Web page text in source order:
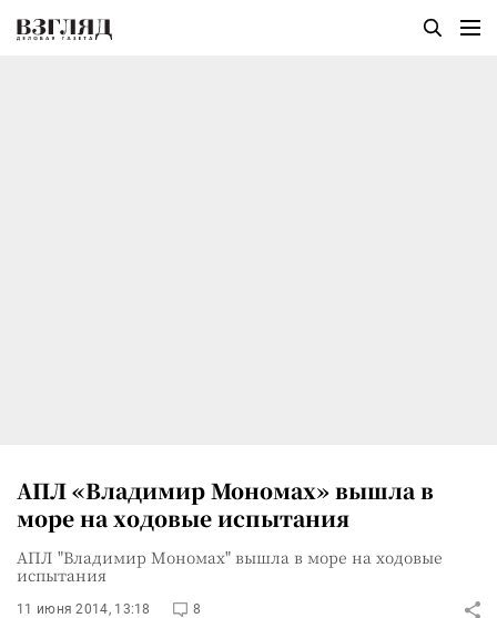
АПЛ «Владимир Мономах» вышла в
море на ходовые испытания
АПЛ "Владимир Мономах" вышла в море на ходовые
испытания
11 июня 2014, 13:18 8